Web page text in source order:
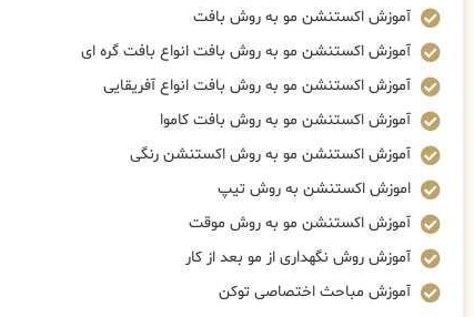
آموزش اکستنشن مو به روش بافت
آموزش اکستنشن مو به روش بافت انواع بافت گره ای
آموزش اکستنشن مو به روش بافت انواع آفریقایی
آموزش اکستنشن مو به روش بافت کاموا
آموزش اکستنشن مو به روش اکستنشن رنگی
اموزش اکستنشن به روش تیپ
آموزش اکستنشن مو به روش موقت
آموزش روش نگهداری از مو بعد از کار
آموزش مباحث اختصاصی توکن